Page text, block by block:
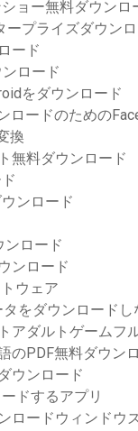
ョー無料ダウンロ
プライズダウン
ード
ロード
をダウンロード
ロードのための
換
無料ダウンロード
ンロード
ンロード
ンロード
ウェア
をダウンロードし
アダルトゲームフ
のPDF無料ダウン
ウンロード
ドするアプリ
ロードウィンドウ